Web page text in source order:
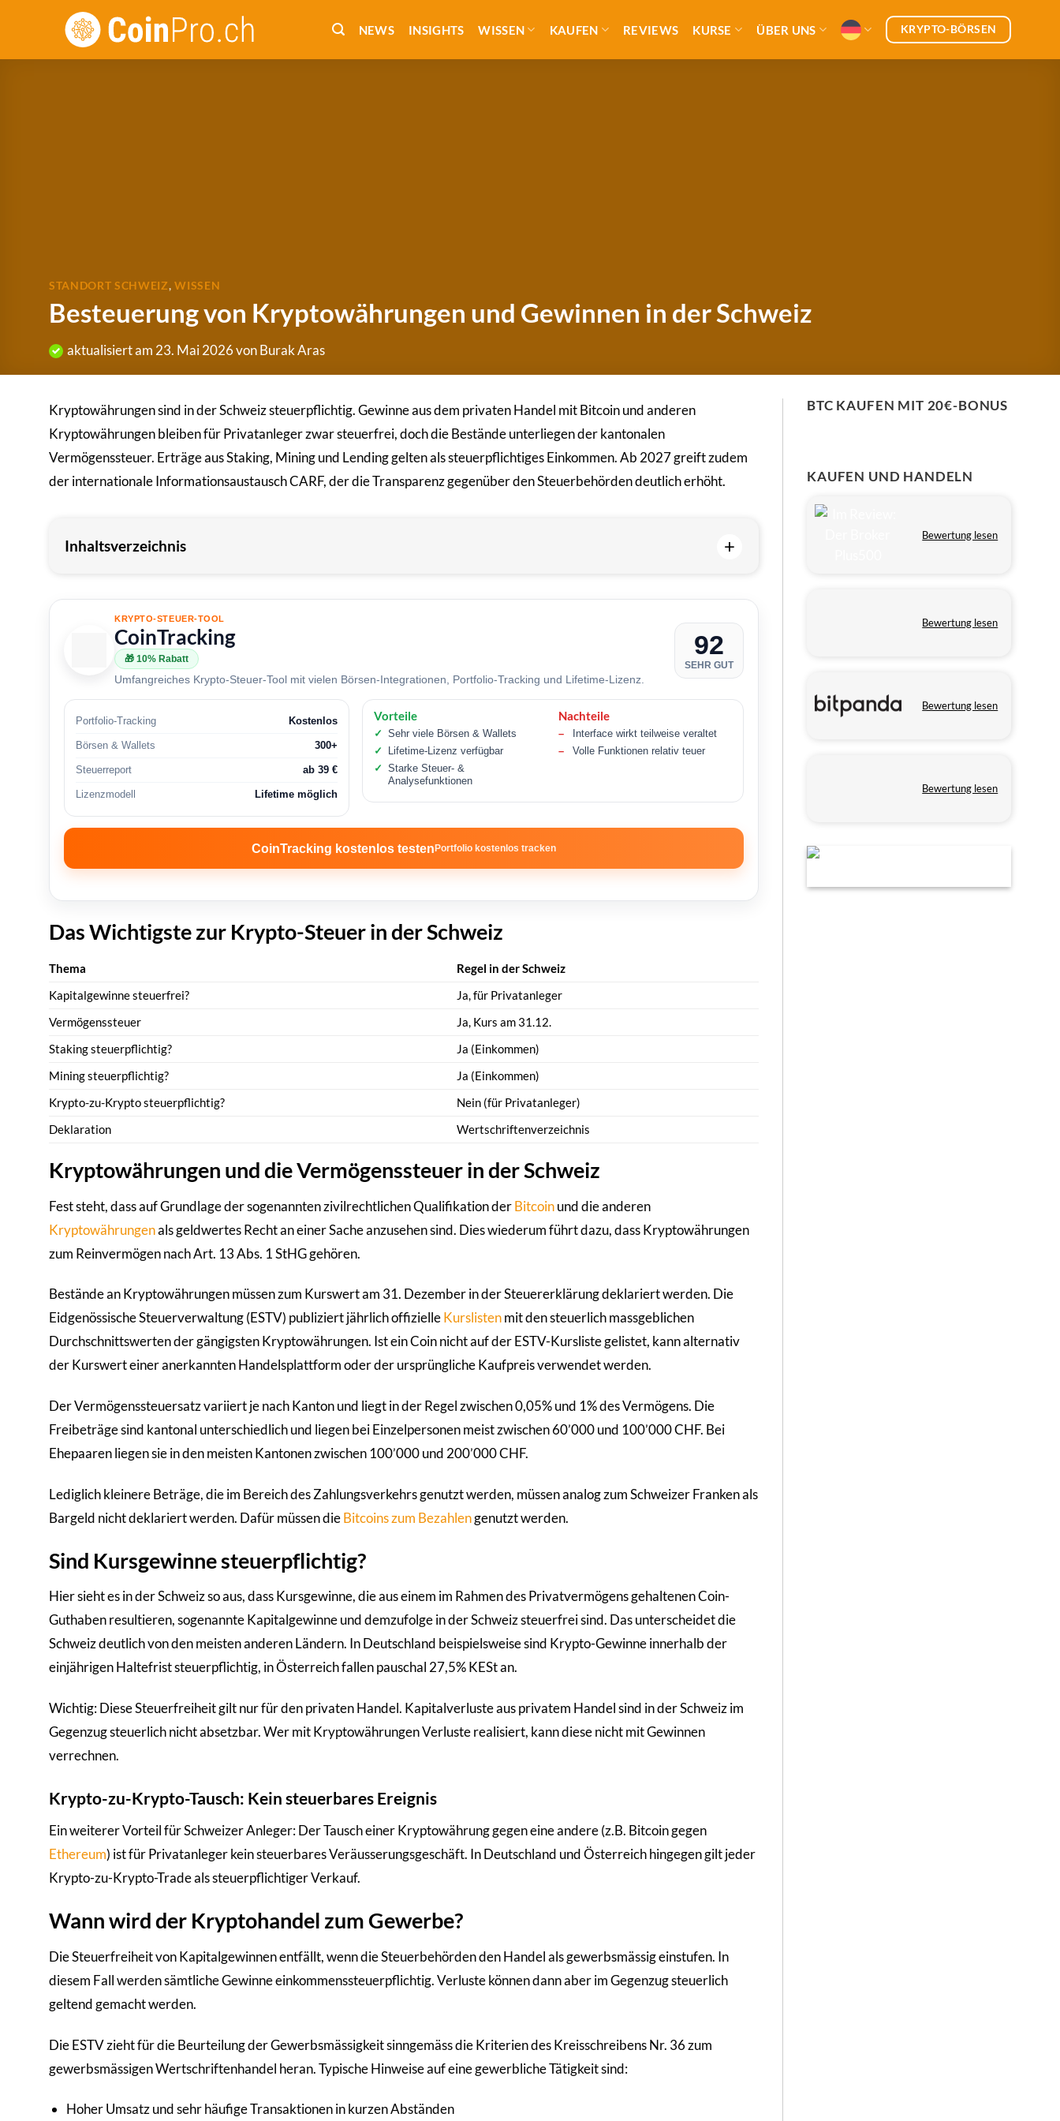
NEWS INSIGHTS WISSEN KAUFEN REVIEWS KURSE ÜBER UNS KRYPTO-BÖRSEN
STANDORT SCHWEIZ,WISSEN
Besteuerung von Kryptowährungen und Gewinnen in der Schweiz
aktualisiert am 23. Mai 2026vonBurak Aras
Kryptowährungen sind in der Schweiz steuerpflichtig. Gewinne aus dem privaten Handel mit Bitcoin und anderen
Kryptowährungen bleiben für Privatanleger zwar steuerfrei, doch die Bestände unterliegen der kantonalen
Vermögenssteuer. Erträge aus Staking, Mining und Lending gelten als steuerpflichtiges Einkommen. Ab 2027 greift zudem
der internationale Informationsaustausch CARF, der die Transparenz gegenüber den Steuerbehörden deutlich erhöht.
Inhaltsverzeichnis +
KRYPTO-STEUER-TOOL
CoinTracking
🎁 10% Rabatt
Umfangreiches Krypto-Steuer-Tool mit vielen Börsen-Integrationen, Portfolio-Tracking und Lifetime-Lizenz.
92
SEHR GUT
Portfolio-Tracking Kostenlos
Börsen & Wallets 300+
Steuerreport ab 39 €
Lizenzmodell Lifetime möglich
Vorteile
Sehr viele Börsen & Wallets
Lifetime-Lizenz verfügbar
Starke Steuer- &
Analysefunktionen
Nachteile
Interface wirkt teilweise veraltet
Volle Funktionen relativ teuer
CoinTracking kostenlos testenPortfolio kostenlos tracken
Das Wichtigste zur Krypto-Steuer in der Schweiz
Thema
Regel in der Schweiz
Kapitalgewinne steuerfrei?
Ja, für Privatanleger
Vermögenssteuer
Ja, Kurs am 31.12.
Staking steuerpflichtig?
Ja (Einkommen)
Mining steuerpflichtig?
Ja (Einkommen)
Krypto-zu-Krypto steuerpflichtig?
Nein (für Privatanleger)
Deklaration
Wertschriftenverzeichnis
Kryptowährungen und die Vermögenssteuer in der Schweiz
Fest steht, dass auf Grundlage der sogenannten zivilrechtlichen Qualifikation derBitcoinund die anderen
Kryptowährungenals geldwertes Recht an einer Sache anzusehen sind. Dies wiederum führt dazu, dass Kryptowährungen
zum Reinvermögen nach Art. 13 Abs. 1 StHG gehören.
Bestände an Kryptowährungen müssen zum Kurswert am 31. Dezember in der Steuererklärung deklariert werden. Die
Eidgenössische Steuerverwaltung (ESTV) publiziert jährlich offizielleKurslistenmit den steuerlich massgeblichen
Durchschnittswerten der gängigsten Kryptowährungen. Ist ein Coin nicht auf der ESTV-Kursliste gelistet, kann alternativ
der Kurswert einer anerkannten Handelsplattform oder der ursprüngliche Kaufpreis verwendet werden.
Der Vermögenssteuersatz variiert je nach Kanton und liegt in der Regel zwischen 0,05% und 1% des Vermögens. Die
Freibeträge sind kantonal unterschiedlich und liegen bei Einzelpersonen meist zwischen 60’000 und 100’000 CHF. Bei
Ehepaaren liegen sie in den meisten Kantonen zwischen 100’000 und 200’000 CHF.
Lediglich kleinere Beträge, die im Bereich des Zahlungsverkehrs genutzt werden, müssen analog zum Schweizer Franken als
Bargeld nicht deklariert werden. Dafür müssen dieBitcoins zum Bezahlengenutzt werden.
Sind Kursgewinne steuerpflichtig?
Hier sieht es in der Schweiz so aus, dass Kursgewinne, die aus einem im Rahmen des Privatvermögens gehaltenen Coin-
Guthaben resultieren, sogenannte Kapitalgewinne und demzufolge in der Schweiz steuerfrei sind. Das unterscheidet die
Schweiz deutlich von den meisten anderen Ländern. In Deutschland beispielsweise sind Krypto-Gewinne innerhalb der
einjährigen Haltefrist steuerpflichtig, in Österreich fallen pauschal 27,5% KESt an.
Wichtig: Diese Steuerfreiheit gilt nur für den privaten Handel. Kapitalverluste aus privatem Handel sind in der Schweiz im
Gegenzug steuerlich nicht absetzbar. Wer mit Kryptowährungen Verluste realisiert, kann diese nicht mit Gewinnen
verrechnen.
Krypto-zu-Krypto-Tausch: Kein steuerbares Ereignis
Ein weiterer Vorteil für Schweizer Anleger: Der Tausch einer Kryptowährung gegen eine andere (z.B. Bitcoin gegen
Ethereum) ist für Privatanleger kein steuerbares Veräusserungsgeschäft. In Deutschland und Österreich hingegen gilt jeder
Krypto-zu-Krypto-Trade als steuerpflichtiger Verkauf.
Wann wird der Kryptohandel zum Gewerbe?
Die Steuerfreiheit von Kapitalgewinnen entfällt, wenn die Steuerbehörden den Handel als gewerbsmässig einstufen. In
diesem Fall werden sämtliche Gewinne einkommenssteuerpflichtig. Verluste können dann aber im Gegenzug steuerlich
geltend gemacht werden.
Die ESTV zieht für die Beurteilung der Gewerbsmässigkeit sinngemäss die Kriterien des Kreisschreibens Nr. 36 zum
gewerbsmässigen Wertschriftenhandel heran. Typische Hinweise auf eine gewerbliche Tätigkeit sind:
Hoher Umsatz und sehr häufige Transaktionen in kurzen Abständen
BTC KAUFEN MIT 20€-BONUS
KAUFEN UND HANDELN
Bewertung lesen
Bewertung lesen
Bewertung lesen
Bewertung lesen